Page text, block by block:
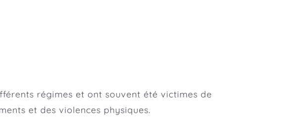
régimes et ont souvent été victimes de
et des violences physiques.